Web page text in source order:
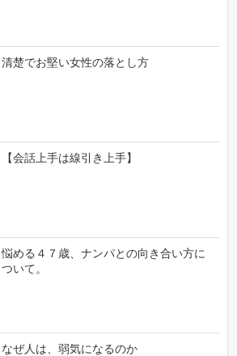
清楚でお堅い女性の落とし方
【会話上手は線引き上手】
悩める４７歳、ナンパとの向き合い方に
ついて。
なぜ人は、弱気になるのか